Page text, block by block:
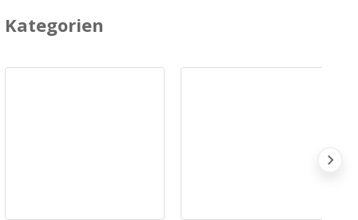
Kategorien